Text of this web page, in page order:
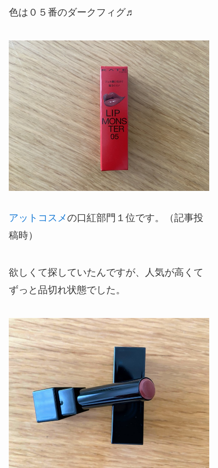
色は０５番のダークフィグ♬
アットコスメの口紅部門１位です。（記事投
稿時）
欲しくて探していたんですが、人気が高くて
ずっと品切れ状態でした。